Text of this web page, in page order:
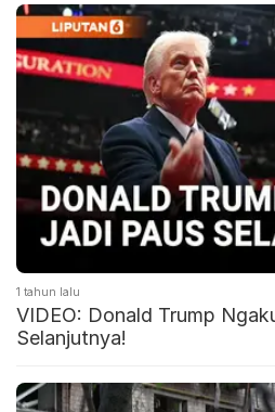
1 tahun lalu
VIDEO: Donald Trump
Selanjutnya!